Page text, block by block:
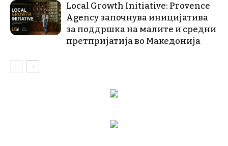
Local Growth Initiative: Provence
Agency започнува иницијатива
за поддршка на малите и средни
претпријатија во Македонија